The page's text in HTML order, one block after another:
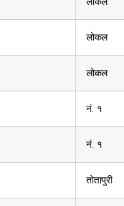
लोकल
लोकल
नं. १
नं. १
तोतापुरी